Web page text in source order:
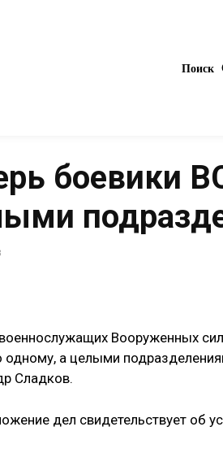
Поиск
боевики
Вооруженных
одному, а целыми
Сладков.
дел свидетельствует об